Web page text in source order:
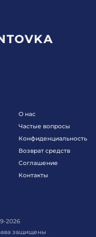
О нас
Частые вопросы
Конфиденциальность
Возврат средств
Соглашение
Контакты
2026
защищены